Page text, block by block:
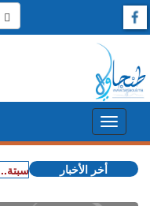
+ بعد أحداث سبتة..
أخر الأخبار